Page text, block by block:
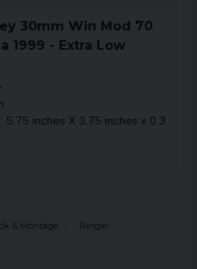
30mm Win Mod 70
1999 - Extra Low
5.75 inches X 3.75 inches x 0.3
& Montage Ringar